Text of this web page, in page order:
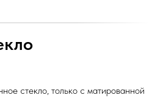
стекло, только с матированной